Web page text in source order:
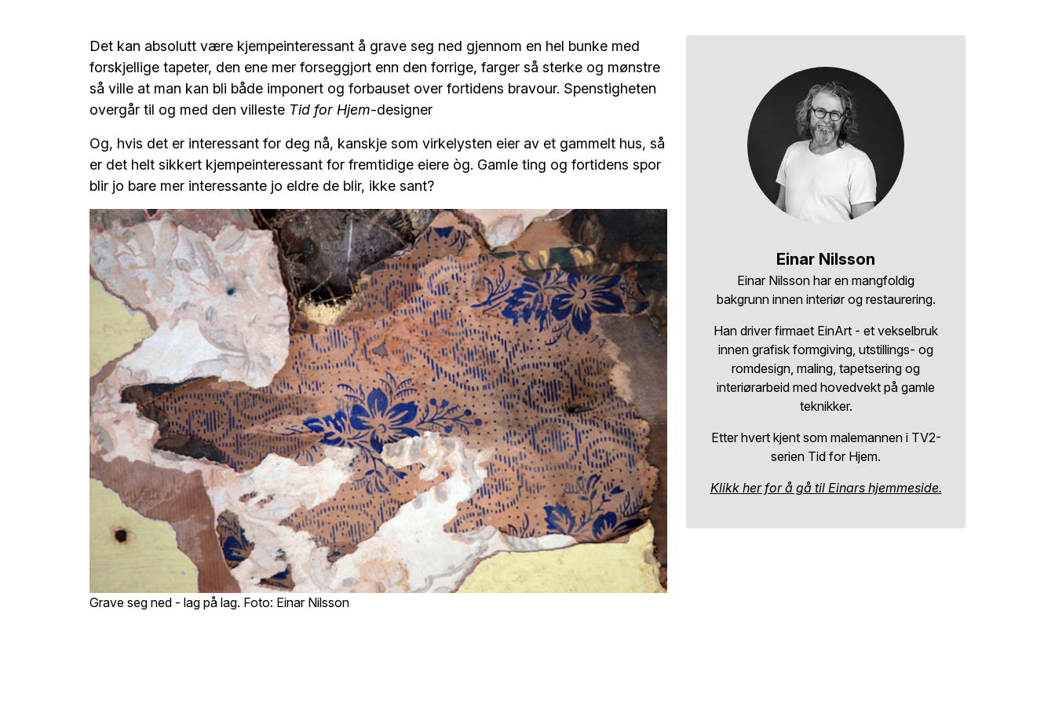
Det kan absolutt være kjempeinteressant å grave seg ned gjennom en hel bunke med
forskjellige tapeter, den ene mer forseggjort enn den forrige, farger så sterke og mønstre
så ville at man kan bli både imponert og forbauset over fortidens bravour. Spenstigheten
overgår til og med den villeste Tid for Hjem-designer
Og, hvis det er interessant for deg nå, kanskje som virkelysten eier av et gammelt hus, så
er det helt sikkert kjempeinteressant for fremtidige eiere òg. Gamle ting og fortidens spor
blir jo bare mer interessante jo eldre de blir, ikke sant?
Grave seg ned - lag på lag. Foto: Einar Nilsson
Einar Nilsson
Einar Nilsson har en mangfoldig
bakgrunn innen interiør og restaurering.
Han driver firmaet EinArt - et vekselbruk
innen grafisk formgiving, utstillings- og
romdesign, maling, tapetsering og
interiørarbeid med hovedvekt på gamle
teknikker.
Etter hvert kjent som malemannen i TV2-
serien Tid for Hjem.
Klikk her for å gå til Einars hjemmeside.